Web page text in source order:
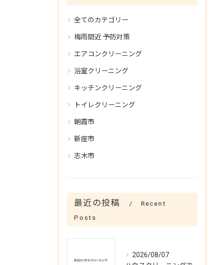
全てのカテゴリー
梅雨間近 予防対策
エアコンクリーニング
浴室クリーニング
キッチンクリーニング
トイレクリーニング
朝霞市
新座市
志木市
最近の投稿
Recent
Posts
2026/08/07